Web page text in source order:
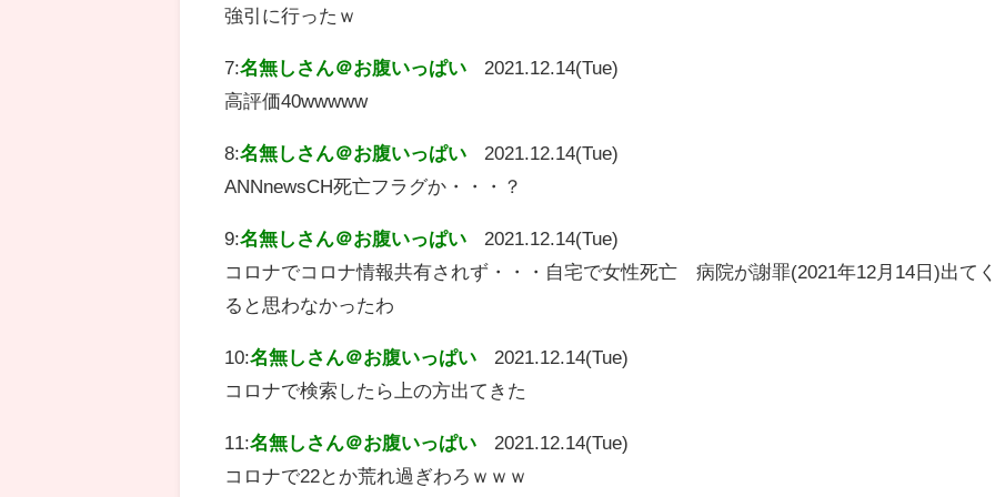
強引に行ったｗ
7:名無しさん＠お腹いっぱい
2021.12.14(Tue)
高評価40wwwww
8:名無しさん＠お腹いっぱい
2021.12.14(Tue)
ANNnewsCH死亡フラグか・・・？
9:名無しさん＠お腹いっぱい
2021.12.14(Tue)
コロナでコロナ情報共有されず・・・自宅で女性死亡 病院が謝罪(2021年12月14日)出て
ると思わなかったわ
10:名無しさん＠お腹いっぱい
2021.12.14(Tue)
コロナで検索したら上の方出てきた
11:名無しさん＠お腹いっぱい
2021.12.14(Tue)
コロナで22とか荒れ過ぎわろｗｗｗ